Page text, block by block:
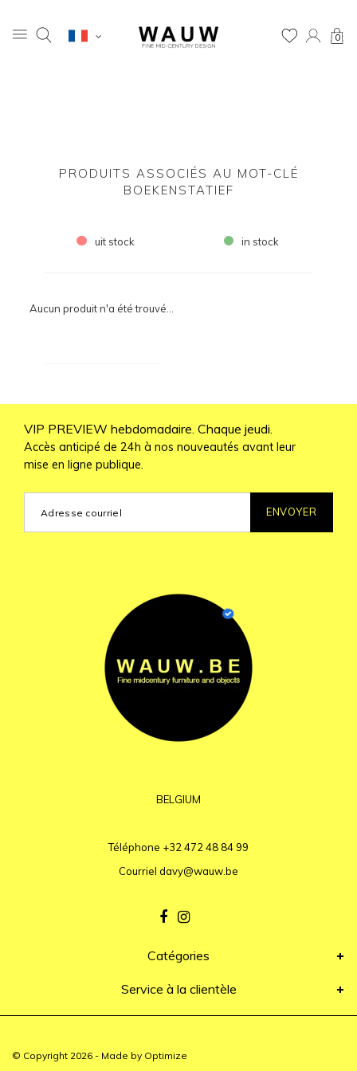
0
PRODUITS ASSOCIÉS AU MOT-CLÉ
BOEKENSTATIEF
uit stock in stock
Aucun produit n'a été trouvé...
VIP PREVIEW hebdomadaire. Chaque jeudi.
Accès anticipé de 24h à nos nouveautés avant leur
mise en ligne publique.
ENVOYER
BELGIUM
Téléphone +32 472 48 84 99
Courriel davy@wauw.be
Catégories
Service à la clientèle
© Copyright 2026 - Made by Optimize